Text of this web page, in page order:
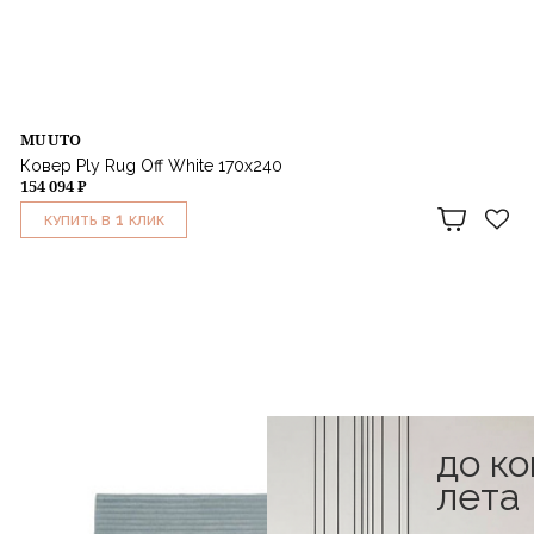
MUUTO
Ковер Ply Rug Off White 170х240
154 094 ₽
КУПИТЬ В 1 КЛИК
до
лета